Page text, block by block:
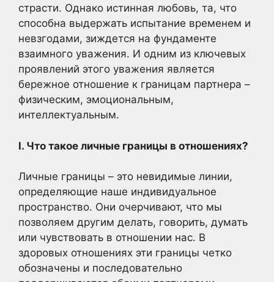
страсти. Однако истинная любовь, та, что
способна выдержать испытание временем и
невзгодами, зиждется на фундаменте
взаимного уважения. И одним из ключевых
проявлений этого уважения является
бережное отношение к границам партнера –
физическим, эмоциональным,
интеллектуальным.
I. Что такое личные границы в отношениях?
Личные границы – это невидимые линии,
определяющие наше индивидуальное
пространство. Они очерчивают, что мы
позволяем другим делать, говорить, думать
или чувствовать в отношении нас. В
здоровых отношениях эти границы четко
обозначены и последовательно